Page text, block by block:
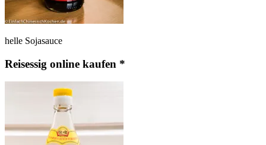
helle Sojasauce
Reisessig online kaufen *